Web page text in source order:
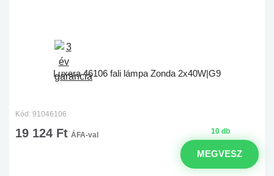
Luxera 46106 fali lámpa Zonda 2x40W|G9
Kód: 91046106
10 db
19 124 Ft ÁFA-val
MEGVESZ